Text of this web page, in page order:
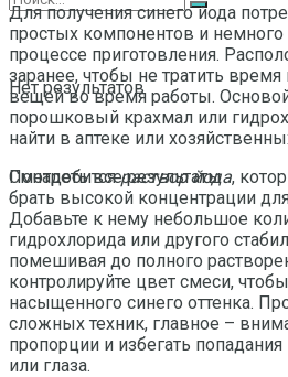
Нет результатов
Смотреть все результаты
Для получения синего йода
простых компонентов и немного
процессе приготовления.
заранее, чтобы не тратить
вещей во время работы. Основой
порошковый крахмал или
найти в аптеке или
Понадобитсяраствор йода,
брать высокой концентрации
Добавьте к нему небольшое
гидрохлорида или другого
помешивая до полного
контролируйте цвет смеси,
насыщенного синего оттенка.
сложных техник, главное –
пропорции и избегать
или глаза.